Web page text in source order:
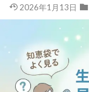
2026年1月13日